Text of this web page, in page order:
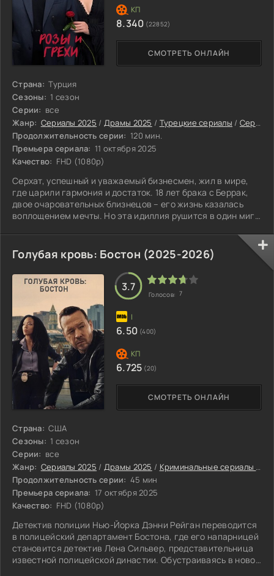
Страна: Турция
Сезоны: 1 сезон
Серии: все
Жанр: Сериалы 2025 / Драмы 2025 / Турецкие сериалы / Сериалы с высоким рейтингом
Продолжительность серии: 120 мин.
Премьера сериала: 11 октября 2025
Качество: FHD (1080p)
Серхат, успешный и уважаемый бизнесмен, жил в мире,
где царили гармония и достаток. 18 лет брака с Беррак,
двое очаровательных близнецов – его жизнь казалась
воплощением мечты. Но эта идиллия рушится в один миг,
двойной жизнью. Беррак не только изменяла ему, но и
скрывала рождение дочери от другого мужчины, играя
роль любящей жены и матери. Ошеломленный, Серхат
обнаруживает, что его семья – карточный домик, готовый
рассыпаться от малейшего
СМОТРЕТЬ ОНЛАЙН
8.340 (22852)
Голубая кровь: Бостон (2025-2026)
Страна: США
Сезоны: 1 сезон
Серии: все
Жанр: Сериалы 2025 / Драмы 2025 / Криминальные сериалы 2025
Продолжительность серии: 45 мин
Премьера сериала: 17 октября 2025
Качество: FHD (1080p)
Детектив полиции Нью-Йорка Дэнни Рейган переводится
в полицейский департамент Бостона, где его напарницей
становится детектив Лена Сильвер, представительница
известной полицейской династии. Обустраиваясь в новом
СМОТРЕТЬ ОНЛАЙН
3.7
Голосов: 7
6.50 (400)
6.725 (20)